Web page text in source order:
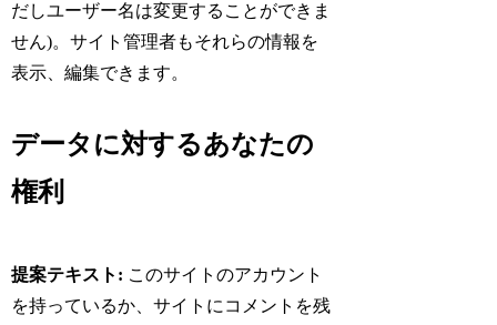
だしユーザー名は変更することができま
せん)。サイト管理者もそれらの情報を
表示、編集できます。
データに対するあなたの
権利
提案テキスト: このサイトのアカウント
を持っているか、サイトにコメントを残